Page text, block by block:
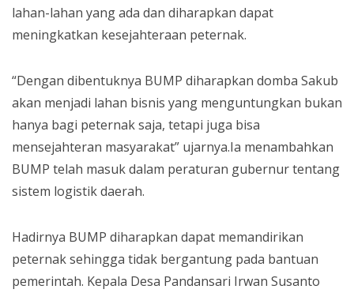
lahan-lahan yang ada dan diharapkan dapat
meningkatkan kesejahteraan peternak.
“Dengan dibentuknya BUMP diharapkan domba Sakub
akan menjadi lahan bisnis yang menguntungkan bukan
hanya bagi peternak saja, tetapi juga bisa
mensejahteran masyarakat” ujarnya.Ia menambahkan
BUMP telah masuk dalam peraturan gubernur tentang
sistem logistik daerah.
Hadirnya BUMP diharapkan dapat memandirikan
peternak sehingga tidak bergantung pada bantuan
pemerintah. Kepala Desa Pandansari Irwan Susanto